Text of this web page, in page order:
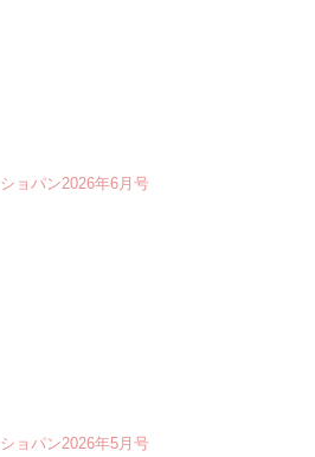
ショパン2026年6月号
ショパン2026年5月号